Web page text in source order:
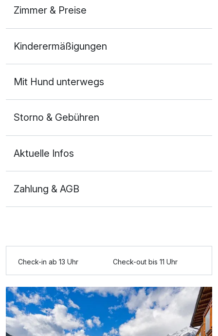
Zimmer & Preise
2 Erwachsene und 1 Kind
Für 8 Tage p.P. ab658,00 €
Doppelzimmer Panorama
2 Erwachsene und 2 Kinder
Kinderermäßigungen
Mit Hund unterwegs
Storno & Gebühren
Aktuelle Infos
Zahlung & AGB
Check-in ab 13 Uhr Check-out bis 11 Uhr